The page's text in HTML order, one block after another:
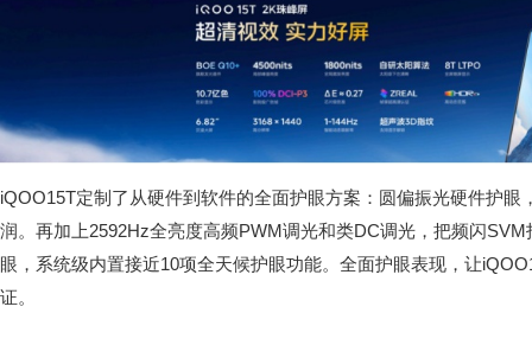
iQOO15T定制了从硬件到软件的全面护眼方案：圆偏振光硬件护眼
润。再加上2592Hz全亮度高频PWM调光和类DC调光，把频闪
眼，系统级内置接近10项全天候护眼功能。全面护眼表现，让
证。